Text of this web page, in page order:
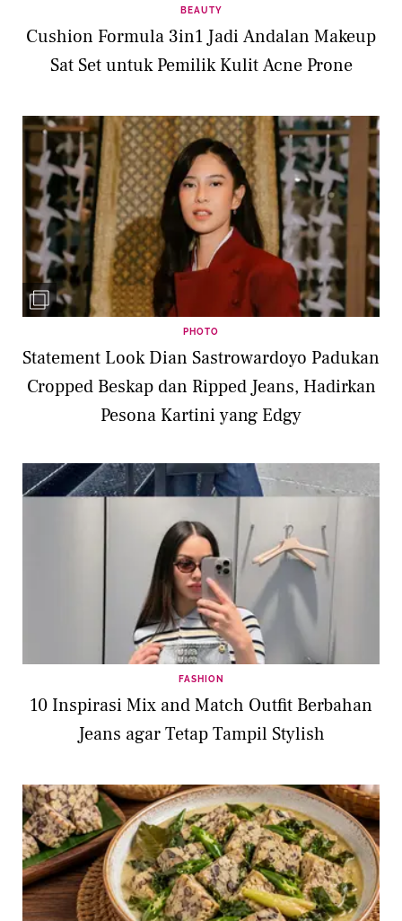
BEAUTY
Cushion Formula 3in1 Jadi Andalan Makeup
Sat Set untuk Pemilik Kulit Acne Prone
PHOTO
Statement Look Dian Sastrowardoyo Padukan
Cropped Beskap dan Ripped Jeans, Hadirkan
Pesona Kartini yang Edgy
FASHION
10 Inspirasi Mix and Match Outfit Berbahan
Jeans agar Tetap Tampil Stylish